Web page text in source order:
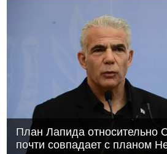
План Лапида относительно
почти совпадает с планом